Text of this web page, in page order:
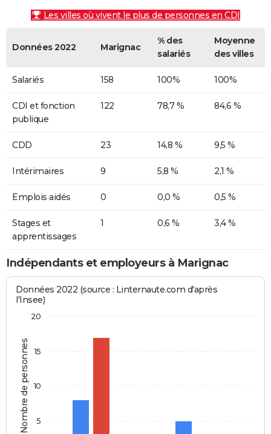
Les villes où vivent le plus de personnes en CDI
Données 2022 Marignac
% des
salariés
Moyenne
des villes
Salariés 158 100% 100%
CDI et fonction
publique
122 78,7 % 84,6 %
CDD 23 14,8 % 9,5 %
Intérimaires 9 5,8 % 2,1 %
Emplois aidés 0 0,0 % 0,5 %
Stages et
apprentissages
1 0,6 % 3,4 %
Indépendants et employeurs à Marignac
Nombre de personnes
Données 2022 (source : Linternaute.com d'après
l'Insee)
5
10
15
20